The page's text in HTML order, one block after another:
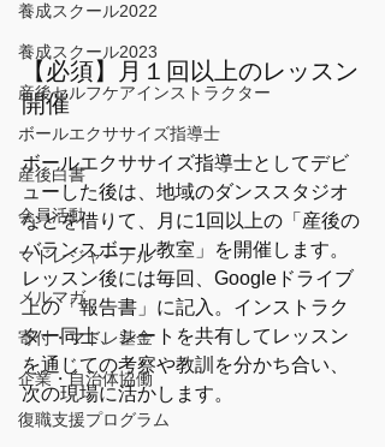
養成スクール2022
養成スクール2023
産後セルフケアインストラクター
ボールエクササイズ指導士
産後白書
会員活動
マドレジャーナル
メルマガ
寄付・マドレ基金
企業・自治体協働
復職支援プログラム
【必須】月１回以上のレッスン
開催
ボールエクササイズ指導士としてデビ
ューした後は、地域のダンススタジオ
などを借りて、月に1回以上の「産後の
バランスボール教室」を開催します。
レッスン後には毎回、Googleドライブ
上の「報告書」に記入。インストラク
ター同士、シートを共有してレッスン
を通じての考察や教訓を分かち合い、
次の現場に活かします。